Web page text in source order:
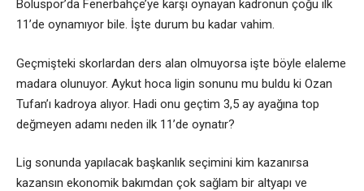
Boluspor’da Fenerbahçe’ye karşı oynayan kadronun çoğu ilk
11’de oynamıyor bile. İşte durum bu kadar vahim.
Geçmişteki skorlardan ders alan olmuyorsa işte böyle elaleme
madara olunuyor. Aykut hoca ligin sonunu mu buldu ki Ozan
Tufan’ı kadroya alıyor. Hadi onu geçtim 3,5 ay ayağına top
değmeyen adamı neden ilk 11’de oynatır?
Lig sonunda yapılacak başkanlık seçimini kim kazanırsa
kazansın ekonomik bakımdan çok sağlam bir altyapı ve